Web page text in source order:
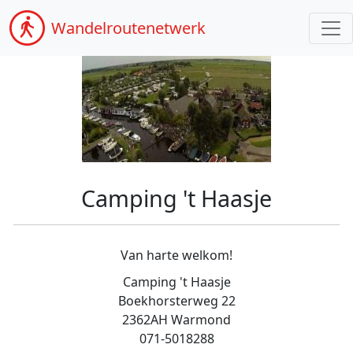
Wandelroutenetwerk
Camping 't Haasje
Van harte welkom!
Camping 't Haasje
Boekhorsterweg 22
2362AH Warmond
071-5018288